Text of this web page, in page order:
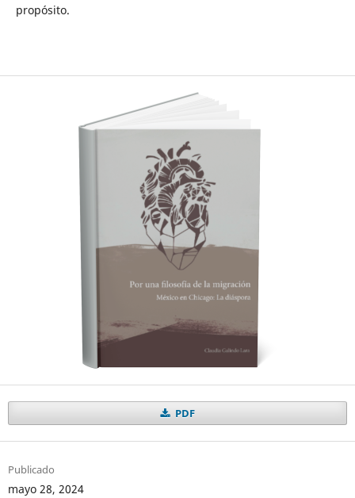
propósito.
PDF
Publicado
mayo 28, 2024